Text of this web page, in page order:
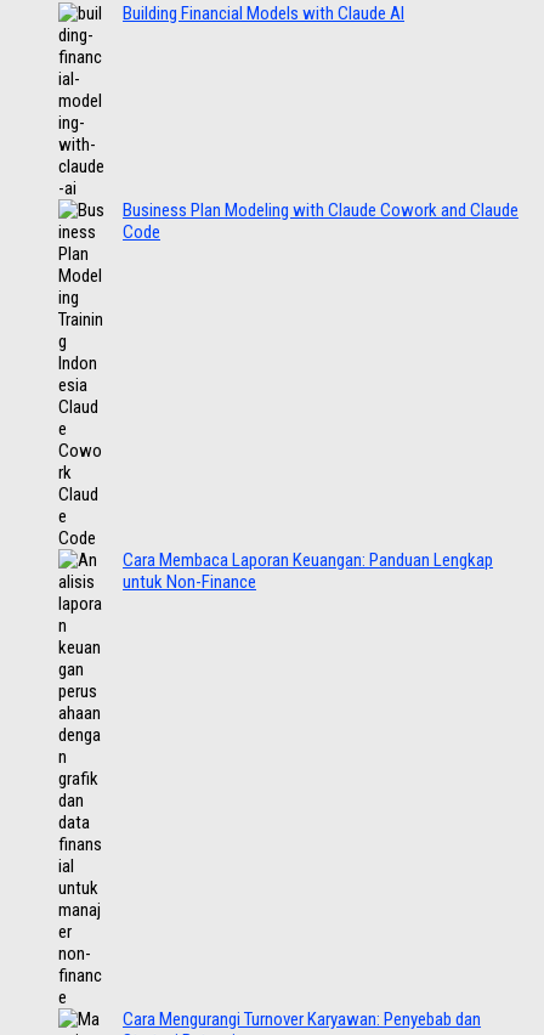
Building Financial Models with Claude AI
Business Plan Modeling with Claude Cowork and Claude
Code
Cara Membaca Laporan Keuangan: Panduan Lengkap
untuk Non-Finance
Cara Mengurangi Turnover Karyawan: Penyebab dan